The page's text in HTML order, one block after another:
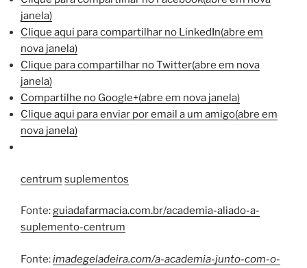
janela)
Clique aqui para compartilhar no LinkedIn(abre em
nova janela)
Clique para compartilhar no Twitter(abre em nova
janela)
Compartilhe no Google+(abre em nova janela)
Clique aqui para enviar por email a um amigo(abre em
nova janela)
centrum suplementos
Fonte:guiadafarmacia.com.br/academia-aliado-a-
suplemento-centrum
Fonte:imadegeladeira.com/a-academia-junto-com-o-